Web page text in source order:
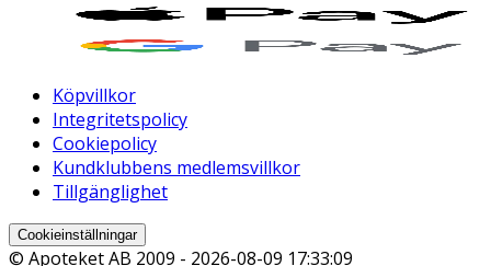
Köpvillkor
Integritetspolicy
Cookiepolicy
Kundklubbens medlemsvillkor
Tillgänglighet
Cookieinställningar
© Apoteket AB 2009 - 2026-08-09 17:33:09